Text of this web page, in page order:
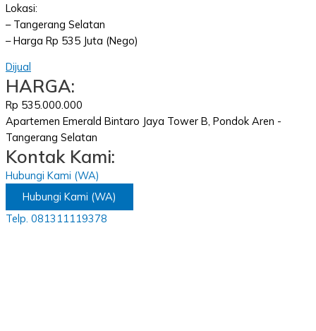
Lokasi:
– Tangerang Selatan
– Harga Rp 535 Juta (Nego)
Dijual
HARGA:
Rp 535.000.000
Apartemen Emerald Bintaro Jaya Tower B, Pondok Aren -
Tangerang Selatan
Kontak Kami:
Hubungi Kami (WA)
Hubungi Kami (WA)
Telp. 081311119378